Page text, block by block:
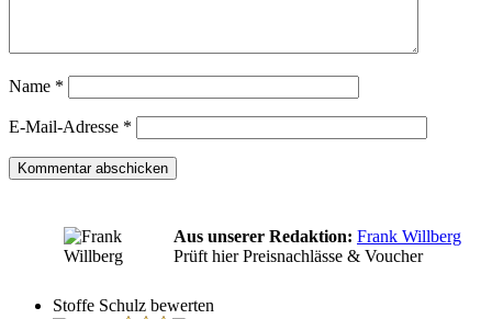
Name *
E-Mail-Adresse *
Aus unserer Redaktion: Frank Willberg
Prüft hier Preisnachlässe & Voucher
Stoffe Schulz bewerten